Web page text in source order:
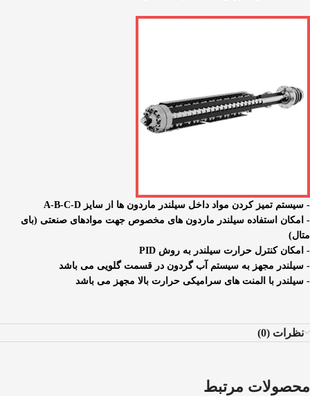
- سیستم تمیز کردن مواد داخل سیلندر ماردون ها از سایز A-B-C-D
- امکان استفاده سیلندر ماردون های مخصوص جهت موادهای صنعتی (بای
متال)
- امکان کنترل حرارت سیلندر به روش PID
- سیلندر مجهز به سیستم آب گردون در قسمت گلویی می باشد
- سیلندر با المنت های سرامیکی حرارت بالا مجهز می باشد
نظرات (0)
محصولات مرتبط